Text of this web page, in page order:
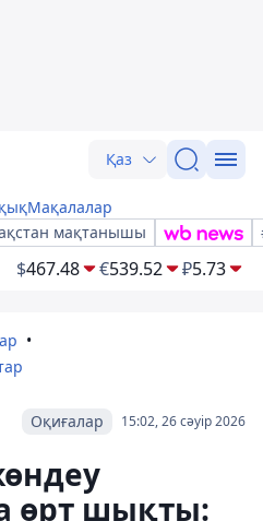
Қаз
Мақалалар
мақтанышы
$467.48 €539.52 ₽5.73
15:02, 26 сәуір 2026
Оқиғалар
өрт шықты: